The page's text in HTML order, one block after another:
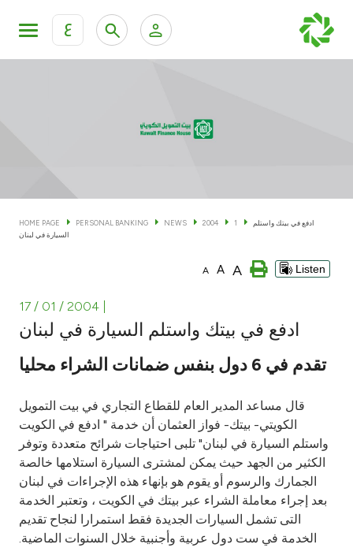
ع
KFH Online Corporate Banking Services
Cards
Investment
Ways to bank
Tools & Services
After Sales Services
Contact us
HOME PAGE PERSONAL BANKING NEWS 2004 1
ادفع في بيتك واستلم
السيارة في لبنان
A A A Listen
17 / 01 / 2004
ادفع في بيتك واستلم السيارة في لبنان
تقدم في 6 دول بنفس ضمانات الشراء محليا
قال مساعد المدير العام للقطاع التجاري في بيت التمويل
الكويتي- بيتك- فواز العثمان أن خدمة " ادفع في الكويت
واستلم السيارة في لبنان" تلبى احتياجات شرائح متعددة وتوفر
الكثير من الجهد حيث يمكن لمشترى السيارة استلامها خالصة
الجمارك والرسوم أو يقوم هو بإنهاء هذه الإجراءات في لبنان
بعد إجراء معاملة الشراء عبر بيتك في الكويت ، وتعتبر الخدمة
التى تشمل السيارات الجديدة فقط استمرارا لنجاح تقديم
الخدمة في ست دول عربية وأجنبية خلال السنوات الماضية.